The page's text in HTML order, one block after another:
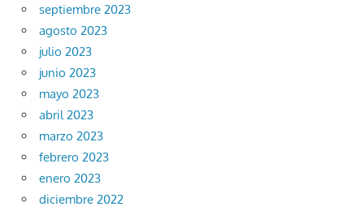
septiembre 2023
agosto 2023
julio 2023
junio 2023
mayo 2023
abril 2023
marzo 2023
febrero 2023
enero 2023
diciembre 2022